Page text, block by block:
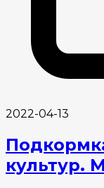
2022-04-13
культур.